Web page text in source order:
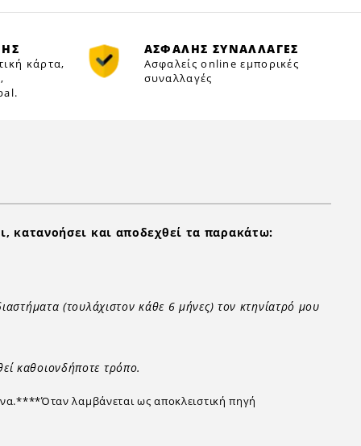
κάρτα,
ΑΣΦΑΛΗΣ ΣΥΝΑΛΛΑΓΕΣ
Ασφαλείς online εμπορικές
συναλλαγές
κατανοήσει και αποδεχθεί τα παρακάτω:
(τουλάχιστον κάθε 6 μήνες) τον κτηνίατρό μου
καθοιονδήποτε τρόπο.
λαμβάνεται ως αποκλειστική πηγή